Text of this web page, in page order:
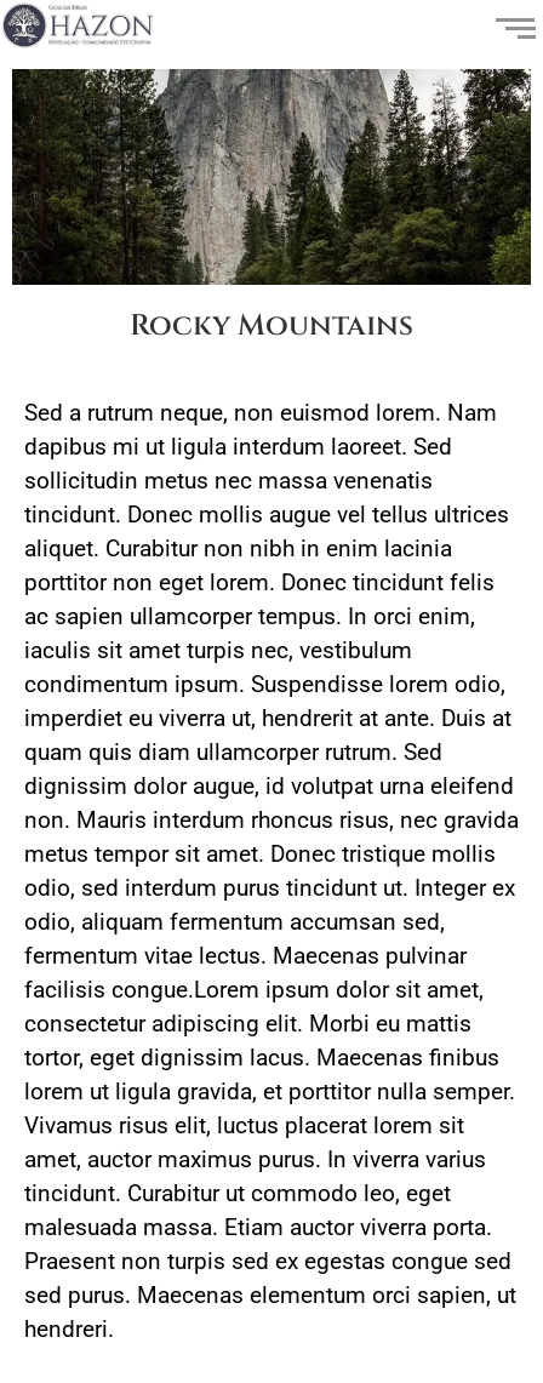
Rocky Mountains
Sed a rutrum neque, non euismod lorem. Nam
dapibus mi ut ligula interdum laoreet. Sed
sollicitudin metus nec massa venenatis
tincidunt. Donec mollis augue vel tellus ultrices
aliquet. Curabitur non nibh in enim lacinia
porttitor non eget lorem. Donec tincidunt felis
ac sapien ullamcorper tempus. In orci enim,
iaculis sit amet turpis nec, vestibulum
condimentum ipsum. Suspendisse lorem odio,
imperdiet eu viverra ut, hendrerit at ante. Duis at
quam quis diam ullamcorper rutrum. Sed
dignissim dolor augue, id volutpat urna eleifend
non. Mauris interdum rhoncus risus, nec gravida
metus tempor sit amet. Donec tristique mollis
odio, sed interdum purus tincidunt ut. Integer ex
odio, aliquam fermentum accumsan sed,
fermentum vitae lectus. Maecenas pulvinar
facilisis congue.Lorem ipsum dolor sit amet,
consectetur adipiscing elit. Morbi eu mattis
tortor, eget dignissim lacus. Maecenas finibus
lorem ut ligula gravida, et porttitor nulla semper.
Vivamus risus elit, luctus placerat lorem sit
amet, auctor maximus purus. In viverra varius
tincidunt. Curabitur ut commodo leo, eget
malesuada massa. Etiam auctor viverra porta.
Praesent non turpis sed ex egestas congue sed
sed purus. Maecenas elementum orci sapien, ut
hendreri.